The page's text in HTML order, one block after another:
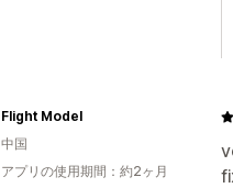
Flight Model
中国
アプリの使用期間：約2ヶ月